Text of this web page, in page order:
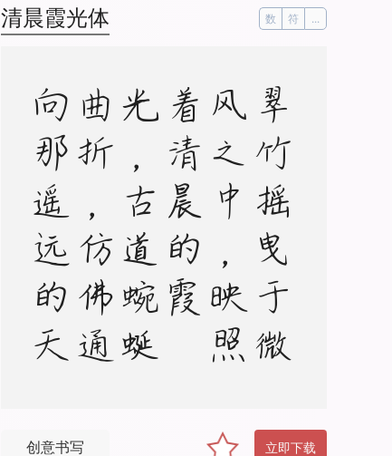
清晨霞光体 数 符 ...
翠
竹
摇
曳
于
微
风
之
中
，
映
照
着
清
晨
的
霞
光
，
古
道
蜿
蜒
曲
折
，
仿
佛
通
向
那
遥
远
的
天
际
创意书写 立即下载